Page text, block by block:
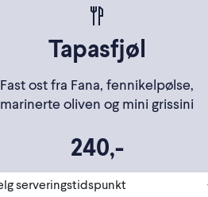
Tapasfjøl
Fast ost fra Fana, fennikelpølse,
marinerte oliven og mini grissini
240,-